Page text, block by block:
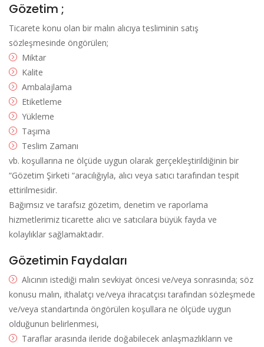
Gözetim ;
Ticarete konu olan bir malın alıcıya tesliminin satış
sözleşmesinde öngörülen;
Miktar
Kalite
Ambalajlama
Etiketleme
Yükleme
Taşıma
Teslim Zamanı
vb. koşullarına ne ölçüde uygun olarak gerçekleştirildiğinin bir
“Gözetim Şirketi “aracılığıyla, alıcı veya satıcı tarafından tespit
ettirilmesidir.
Bağımsız ve tarafsız gözetim, denetim ve raporlama
hizmetlerimiz ticarette alıcı ve satıcılara büyük fayda ve
kolaylıklar sağlamaktadır.
Gözetimin Faydaları
Alıcının istediği malın sevkiyat öncesi ve/veya sonrasında; söz
konusu malın, ithalatçı ve/veya ihracatçısı tarafından sözleşmede
ve/veya standartında öngörülen koşullara ne ölçüde uygun
olduğunun belirlenmesi,
Taraflar arasında ileride doğabilecek anlaşmazlıkların ve